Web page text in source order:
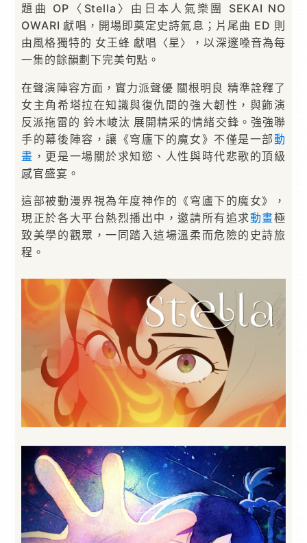
題曲 OP〈Stella〉由日本人氣樂團 SEKAI NO
OWARI 獻唱，開場即奠定史詩氣息；片尾曲 ED 則
由風格獨特的 女王蜂 獻唱〈星〉，以深邃嗓音為每
一集的餘韻劃下完美句點。
在聲演陣容方面，實力派聲優 關根明良 精準詮釋了
女主角希塔拉在知識與復仇間的強大韌性，與飾演
反派拖雷的 鈴木崚汰 展開精采的情緒交鋒。強強聯
手的幕後陣容，讓《穹廬下的魔女》不僅是一部動
畫 ，更是一場關於求知慾、人性與時代悲歌的頂級
感官盛宴。
這部被動漫界視為年度神作的《穹廬下的魔女》，
現正於各大平台熱烈播出中，邀請所有追求動畫極
致美學的觀眾，一同踏入這場溫柔而危險的史詩旅
程。